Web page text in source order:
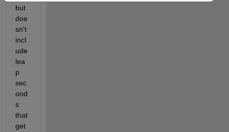
but
doe
sn't
incl
ude
lea
p
sec
ond
s
that
get